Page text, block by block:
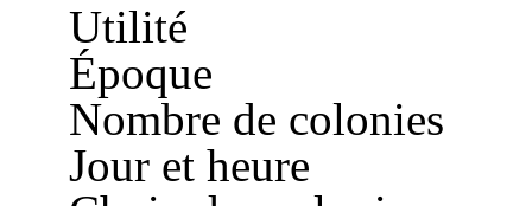
Utilité
Époque
Nombre de colonies
Jour et heure